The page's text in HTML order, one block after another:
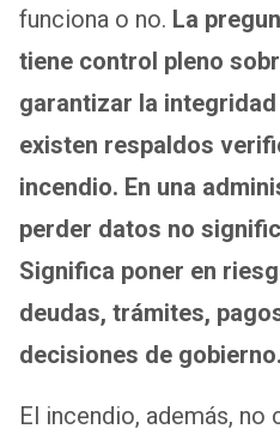
funciona o no. La
tiene control pleno
garantizar la
existen respaldos
incendio. En una
perder datos no
Significa poner en
deudas, trámites,
decisiones de gobierno.
El incendio, además, no